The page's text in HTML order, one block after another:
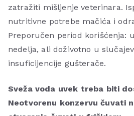
zatražiti mišljenje veterinara.
nutritivne potrebe mačića i
Preporučen period korišćenja:
nedelja, ali doživotno u
insuficijencije gušterače.
Sveža voda uvek treba biti
Neotvorenu konzervu čuvati